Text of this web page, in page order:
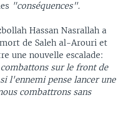
"conséquences".
Hassan Nasrallah a
de Saleh al-Arouri et
une nouvelle escalade:
sur le front de
l'ennemi pense lancer une
combattrons sans